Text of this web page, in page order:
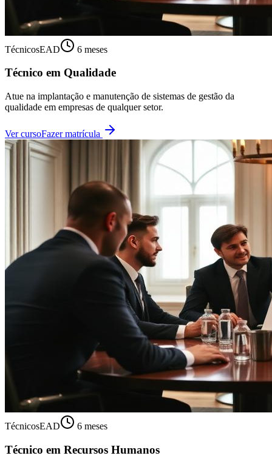
TécnicosEAD 6 meses
Técnico em Qualidade
Atue na implantação e manutenção de sistemas de gestão da
qualidade em empresas de qualquer setor.
Ver cursoFazer matrícula
TécnicosEAD 6 meses
Técnico em Recursos Humanos